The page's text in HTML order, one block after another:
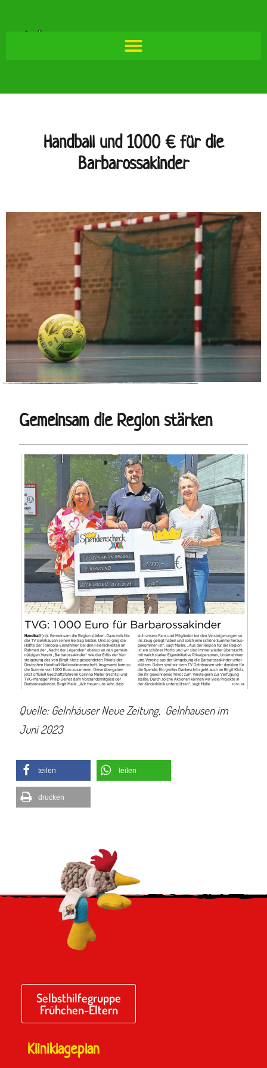
Handball und 1000 € für die
Barbarossakinder
Gemeinsam die Region stärken
Quelle: Gelnhäuser Neue Zeitung, Gelnhausen im
Juni 2023
teilen teilen
drucken
Selbsthilfegruppe
Frühchen-Eltern
Kliniklageplan